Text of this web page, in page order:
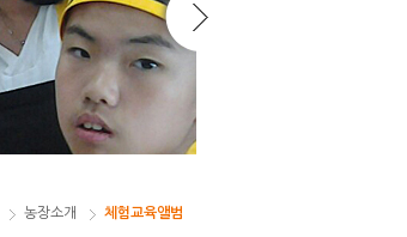
농장소개 체험교육앨범